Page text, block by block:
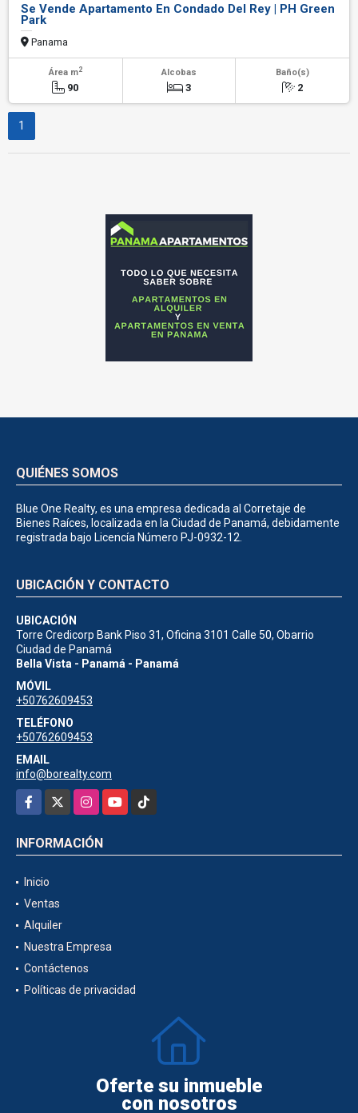
Se Vende Apartamento En Condado Del Rey | PH Green
Park
Panama
Área m2
90
Alcobas
3
Baño(s)
2
1
QUIÉNES SOMOS
Blue One Realty, es una empresa dedicada al Corretaje de
Bienes Raíces, localizada en la Ciudad de Panamá, debidamente
registrada bajo Licencía Número PJ-0932-12.
UBICACIÓN Y CONTACTO
UBICACIÓN
Torre Credicorp Bank Piso 31, Oficina 3101 Calle 50, Obarrio
Ciudad de Panamá
Bella Vista - Panamá - Panamá
MÓVIL
+50762609453
TELÉFONO
+50762609453
EMAIL
info@borealty.com
Facebook
InstagramYouTubeTikTok
INFORMACIÓN
Inicio
Ventas
Alquiler
Nuestra Empresa
Contáctenos
Políticas de privacidad
Oferte su inmueble
con nosotros